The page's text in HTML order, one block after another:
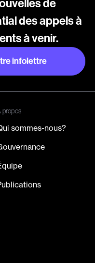
de
des appels à
à venir.
infolettre
infolettre
propos
sommes-nous?